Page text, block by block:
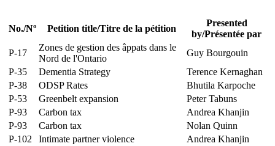
No./Nº Petition title/Titre de la pétition
Presented
by/Présentée par
P-17
Zones de gestion des âppats dans le
Nord de l'Ontario
Guy Bourgouin
P-35
Dementia Strategy
Terence Kernaghan
P-38
ODSP Rates
Bhutila Karpoche
P-53
Greenbelt expansion
Peter Tabuns
P-93
Carbon tax
Andrea Khanjin
P-93
Carbon tax
Nolan Quinn
P-102
Intimate partner violence
Andrea Khanjin